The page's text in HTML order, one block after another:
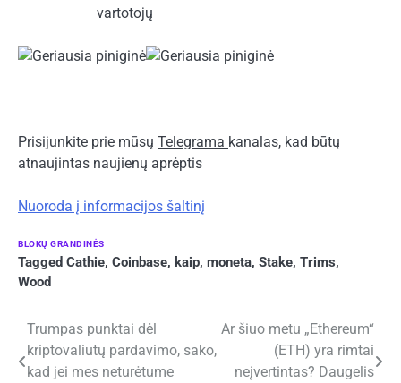
vartotojų
Prisijunkite prie mūsų Telegrama kanalas, kad būtų
atnaujintas naujienų aprėptis
Nuoroda į informacijos šaltinį
BLOKŲ GRANDINĖS
Tagged Cathie, Coinbase, kaip, moneta, Stake, Trims,
Wood
Navigacija
tarp
Trumpas punktai dėl
kriptovaliutų pardavimo, sako,
kad jei mes neturėtume
Ar šiuo metu „Ethereum“
(ETH) yra rimtai
neįvertintas? Daugelis